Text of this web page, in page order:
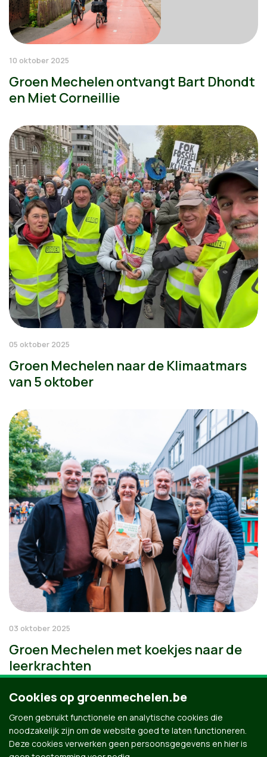
10 oktober 2025
Groen Mechelen ontvangt Bart Dhondt
en Miet Corneillie
05 oktober 2025
Groen Mechelen naar de Klimaatmars
van 5 oktober
03 oktober 2025
Groen Mechelen met koekjes naar de
leerkrachten
Cookies op groenmechelen.be
Groen gebruikt functionele en analytische cookies die
noodzakelijk zijn om de website goed te laten functioneren.
Deze cookies verwerken geen persoonsgegevens en hier is